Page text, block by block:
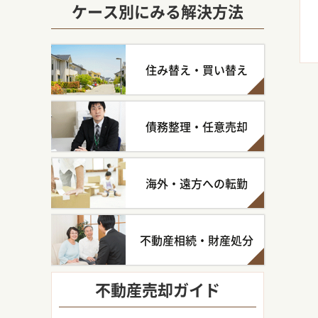
ケース別にみる解決方法
住み替え・買い替え
債務整理・任意売却
海外・遠方への転勤
不動産相続・財産処分
不動産売却ガイド